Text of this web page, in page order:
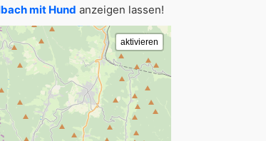
mit Hund anzeigen lassen!